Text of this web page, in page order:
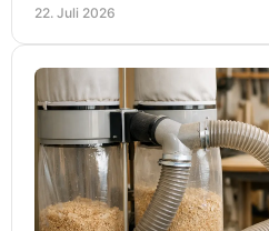
22. Juli 2026